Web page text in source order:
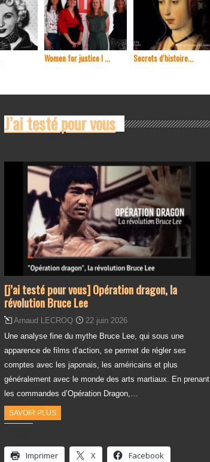
Women for justice ! ... Secrets d’histoire...
J’ai testé pour vous
[j’ai testé pour vous] Opération dragon, la
révolution Bruce Lee
Arnaud LECROQ
22 juin 2026
Une analyse fine du mythe Bruce Lee, qui sous une
apparence de films d’action, se permet de régler ses
comptes avec les japonais, les américains et plus
généralement avec le monde des arts martiaux. En prenant
les commandes d’Opération Dragon,…
SAVOIR PLUS
Imprimer X Facebook